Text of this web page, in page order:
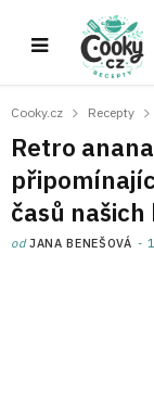
Cooky.cz Recepty
Retro
časů
odJANA BENEŠOVÁ